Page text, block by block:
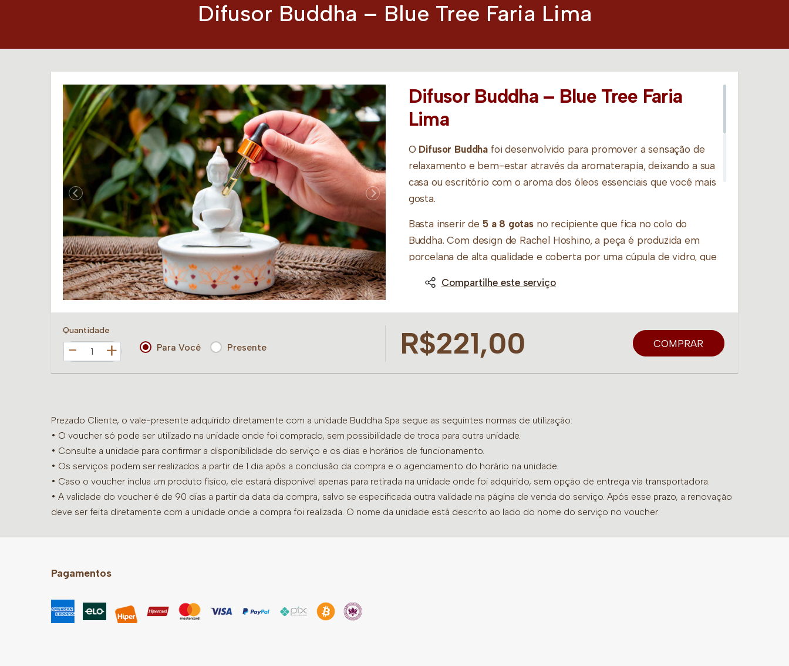
Difusor Buddha – Blue Tree Faria Lima
Difusor Buddha – Blue Tree Faria
Lima
O Difusor Buddha foi desenvolvido para promover a sensação de
relaxamento e bem-estar através da aromaterapia, deixando a sua
casa ou escritório com o aroma dos óleos essenciais que você mais
gosta.
Basta inserir de 5 a 8 gotas no recipiente que fica no colo do
Buddha. Com design de Rachel Hoshino, a peça é produzida em
porcelana de alta qualidade e coberta por uma cúpula de vidro, que
Compartilhe este serviço
Quantidade
+ Para Você Presente R$221,00 COMPRAR
Prezado Cliente, o vale-presente adquirido diretamente com a unidade Buddha Spa segue as seguintes normas de utilização:
• O voucher só pode ser utilizado na unidade onde foi comprado, sem possibilidade de troca para outra unidade.
• Consulte a unidade para confirmar a disponibilidade do serviço e os dias e horários de funcionamento.
• Os serviços podem ser realizados a partir de 1 dia após a conclusão da compra e o agendamento do horário na unidade.
• Caso o voucher inclua um produto físico, ele estará disponível apenas para retirada na unidade onde foi adquirido, sem opção de entrega via transportadora.
• A validade do voucher é de 90 dias a partir da data da compra, salvo se especificada outra validade na página de venda do serviço. Após esse prazo, a renovação
deve ser feita diretamente com a unidade onde a compra foi realizada. O nome da unidade está descrito ao lado do nome do serviço no voucher.
Pagamentos